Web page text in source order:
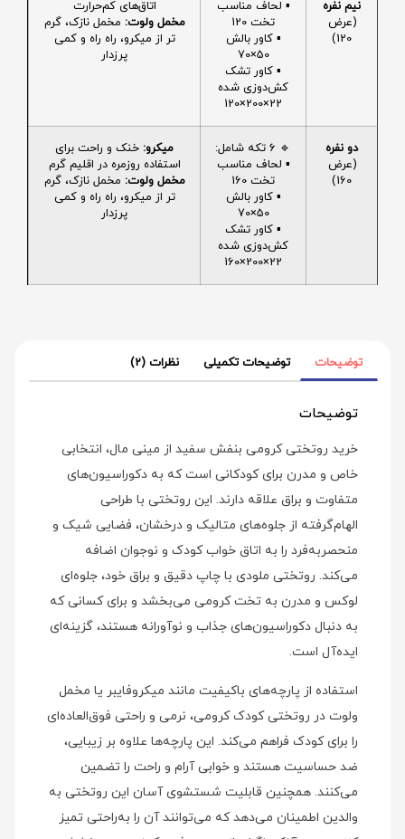
نیم نفره
(عرض
120)
▪️ لحاف مناسب
تخت 120
▪️ کاور بالش
50×70
▪️ کاور تشک
کش‌دوزی شده
22×200×120
اتاق‌های کم‌حرارت
مخمل ولوت: مخمل نازک، گرم
تر از میکرو، راه راه و کمی
پرزدار
دو نفره
(عرض
160)
🔹 6 تکه شامل:
▪️ لحاف مناسب
تخت 160
▪️ کاور بالش
50×70
▪️ کاور تشک
کش‌دوزی شده
22×200×160
میکرو: خنک و راحت برای
استفاده روزمره در اقلیم گرم
مخمل ولوت: مخمل نازک، گرم
تر از میکرو، راه راه و کمی
پرزدار
توضیحات توضیحات تکمیلی نظرات (2)
توضیحات
خرید روتختی کرومی بنفش سفید از مینی‌ مال، انتخابی
خاص و مدرن برای کودکانی است که به دکوراسیون‌های
متفاوت و براق علاقه دارند. این روتختی با طراحی
الهام‌گرفته از جلوه‌های متالیک و درخشان، فضایی شیک و
منحصر‌به‌فرد را به اتاق خواب کودک و نوجوان اضافه
می‌کند. روتختی ملودی با چاپ دقیق و براق خود، جلوه‌ای
لوکس و مدرن به تخت کرومی می‌بخشد و برای کسانی که
به دنبال دکوراسیون‌های جذاب و نوآورانه هستند، گزینه‌ای
ایده‌آل است.
استفاده از پارچه‌های باکیفیت مانند میکروفایبر یا مخمل
ولوت در روتختی کودک کرومی، نرمی و راحتی فوق‌العاده‌ای
را برای کودک فراهم می‌کند. این پارچه‌ها علاوه بر زیبایی،
ضد حساسیت هستند و خوابی آرام و راحت را تضمین
می‌کنند. همچنین قابلیت شستشوی آسان این روتختی به
والدین اطمینان می‌دهد که می‌توانند آن را به‌راحتی تمیز